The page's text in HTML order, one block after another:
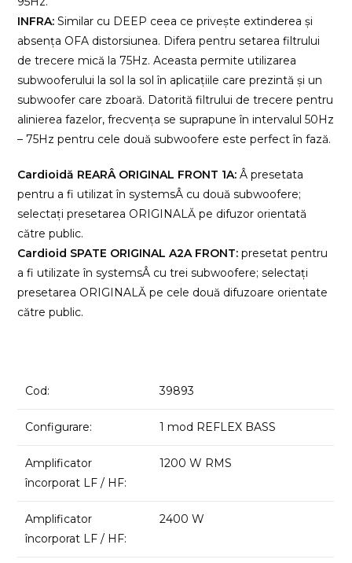
INFRA: Similar cu DEEP ceea ce privește extinderea și
absența OFA distorsiunea. Difera pentru setarea filtrului
de trecere mică la 75Hz. Aceasta permite utilizarea
subwooferului la sol la sol în aplicațiile care prezintă și un
subwoofer care zboară. Datorită filtrului de trecere pentru
alinierea fazelor, frecvența se suprapune în intervalul 50Hz
– 75Hz pentru cele două subwoofere este perfect în fază.
Cardioidă REARÂ ORIGINAL FRONT 1A: Â presetata
pentru a fi utilizat în systemsÂ cu două subwoofere;
selectați presetarea ORIGINALĂ pe difuzor orientată
către public.
Cardioid SPATE ORIGINAL A2A FRONT: presetat pentru
a fi utilizate în systemsÂ cu trei subwoofere; selectați
presetarea ORIGINALĂ pe cele două difuzoare orientate
către public.
Cod: 39893
Configurare: 1 mod REFLEX BASS
Amplificator
încorporat LF / HF:
1200 W RMS
Amplificator
încorporat LF / HF:
2400 W